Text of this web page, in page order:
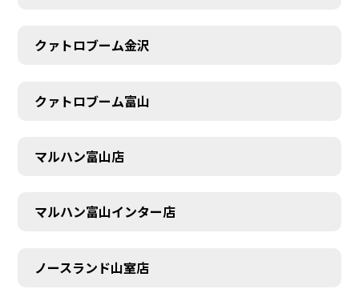
クァトロブーム金沢
クァトロブーム富山
マルハン富山店
マルハン富山インター店
ノースランド山室店